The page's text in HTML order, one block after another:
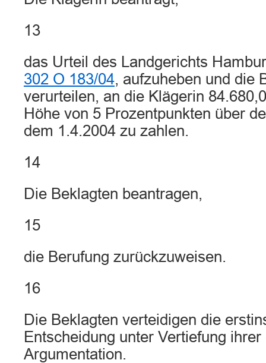
13
das Urteil des Landgerichts
302 O 183/04, aufzuheben und die
verurteilen, an die Klägerin
Höhe von 5 Prozentpunkten über
dem 1.4.2004 zu zahlen.
14
Die Beklagten beantragen,
15
die Berufung zurückzuweisen.
16
Die Beklagten verteidigen die
Entscheidung unter Vertiefung
Argumentation.